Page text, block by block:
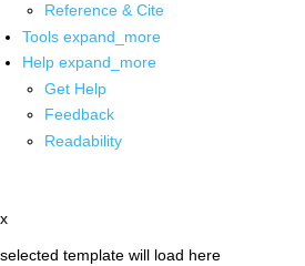
Reference & Cite
Tools expand_more
Help expand_more
Get Help
Feedback
Readability
x
selected template will load here